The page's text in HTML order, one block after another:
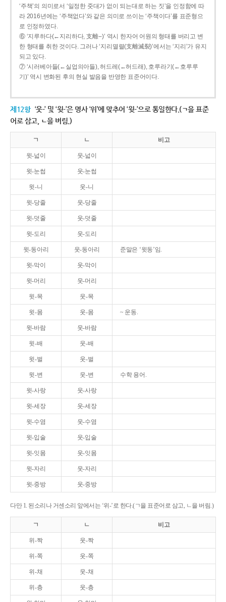
‘주책’의 의미로서 ‘일정한 줏대가 없이 되는대로 하는 짓’을 인정함에 따
라 2016년에는 ‘주책없다’와 같은 의미로 쓰이는 ‘주책이다’를 표준형으
로 인정하였다.
⑥ ‘지루하다(←지리하다, 支離--)’ 역시 한자어 어원의 형태를 버리고 변
한 형태를 취한 것이다. 그러나 ‘지리멸렬(支離滅裂)’에서는 ‘지리’가 유지
되고 있다.
⑦ ‘시러베아들(←실업의아들), 허드레(←허드래), 호루라기(←호루루
기)’ 역시 변화된 후의 현실 발음을 반영한 표준어이다.
제12항 ‘웃-’ 및 ‘윗-’은 명사 ‘위’에 맞추어 ‘윗-’으로 통일한다.(ㄱ을 표준
어로 삼고, ㄴ을 버림.)
ㄱ ㄴ 비고
윗-넓이 웃-넓이
윗-눈썹 웃-눈썹
윗-니 웃-니
윗-당줄 웃-당줄
윗-덧줄 웃-덧줄
윗-도리 웃-도리
윗-동아리 웃-동아리 준말은 ‘윗동’임.
윗-막이 웃-막이
윗-머리 웃-머리
윗-목 웃-목
윗-몸 웃-몸 ~ 운동.
윗-바람 웃-바람
윗-배 웃-배
윗-벌 웃-벌
윗-변 웃-변 수학 용어.
윗-사랑 웃-사랑
윗-세장 웃-세장
윗-수염 웃-수염
윗-입술 웃-입술
윗-잇몸 웃-잇몸
윗-자리 웃-자리
윗-중방 웃-중방
다만 1. 된소리나 거센소리 앞에서는 ‘위-’로 한다.(ㄱ을 표준어로 삼고, ㄴ을 버림.)
ㄱ ㄴ 비고
위-짝 웃-짝
위-쪽 웃-쪽
위-채 웃-채
위-층 웃-층